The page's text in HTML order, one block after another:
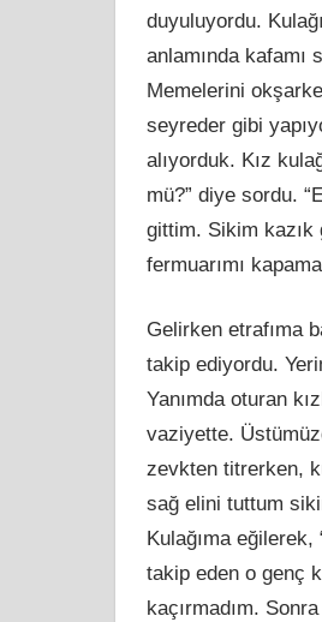
duyuluyordu.
anlamında
Memelerini
seyreder gibi
alıyorduk. Kız
mü?” diye sordu.
gittim. Sikim kazık
fermuarımı
Gelirken etrafıma
takip ediyordu.
Yanımda oturan
vaziyette.
zevkten titrerken,
sağ elini tuttum
Kulağıma
takip eden o genç
kaçırmadım.